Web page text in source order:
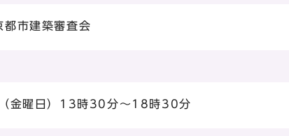
市建築審査会
金曜日）13時30分～18時30分